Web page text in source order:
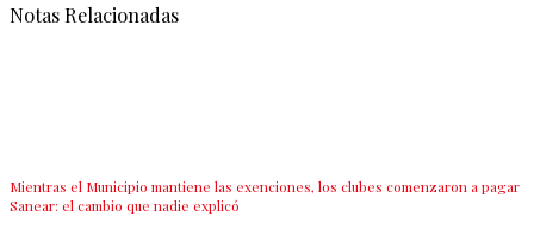
Notas Relacionadas
Mientras el Municipio mantiene las exenciones, los clubes comenzaron a pagar
Sanear: el cambio que nadie explicó